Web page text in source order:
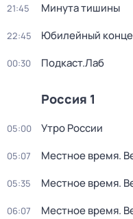
21:45 Минута тишины
22:45 Юбилейный
00:30 Подкаст.Лаб
Россия 1
05:00 Утро России
05:07 Местное время.
05:35 Местное время.
06:07 Местное время.